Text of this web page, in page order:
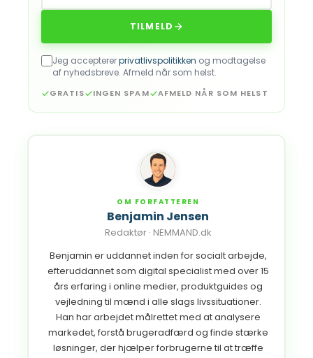
TILMELD
Jeg acceptererprivatlivspolitikken og modtagelse
af nyhedsbreve. Afmeld når som helst.
GRATIS INGEN SPAM AFMELD NÅR SOM HELST
OM FORFATTEREN
Benjamin Jensen
Redaktør· NEMMAND.dk
Benjamin er uddannet inden for socialt arbejde,
efteruddannet som digital specialist med over 15
års erfaring i online medier, produktguides og
vejledning til mænd i alle slags livssituationer.
Han har arbejdet målrettet med at analysere
markedet, forstå brugeradfærd og finde stærke
løsninger, der hjælper forbrugerne til at træffe